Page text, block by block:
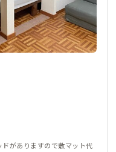
がありますので敷マット代